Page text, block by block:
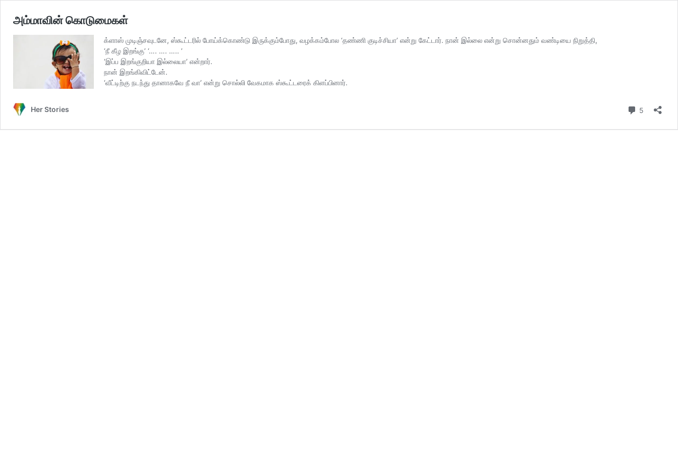
அம்மாவின் கொடுமைகள்
க்ளாஸ் முடிஞ்சவுடனே, ஸ்கூட்டரில் போய்க்கொண்டு இருக்கும்போது, வழக்கம்போல ‘தண்ணி குடிச்சியா’ என்று கேட்டார். நான் இல்லை என்று சொன்னதும் வண்டியை நிறுத்தி,
‘நீ கீழ இறங்கு’ ‘…. …. ….. ’
‘இப்ப இறங்குறியா இல்லையா’ என்றார்.
நான் இறங்கிவிட்டேன்.
‘வீட்டிற்கு நடந்து தானாகவே நீ வா’ என்று சொல்லி வேகமாக ஸ்கூட்டரைக் கிளப்பினார்.
Her Stories 5 Comments